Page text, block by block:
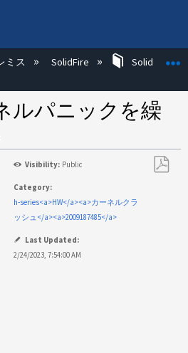
を展開/折りたたむ
ミス SolidFire SolidFire
ルパニックを繰
Visibility: Public
Category:
h-series<a>HW</a><a>カーネルクラ
ッシュ</a><a>2009187485</a>
Last Updated:
2/24/2023, 7:54:00 AM